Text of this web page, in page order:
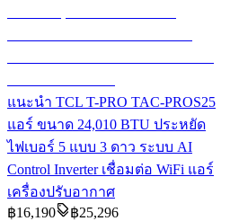
แนะนำ TCL T-PRO TAC-PROS25
แอร์ ขนาด 24,010 BTU ประหยัด
ไฟเบอร์ 5 แบบ 3 ดาว ระบบ AI
Control Inverter เชื่อมต่อ WiFi แอร์
เครื่องปรับอากาศ
฿16,190 ฿25,296